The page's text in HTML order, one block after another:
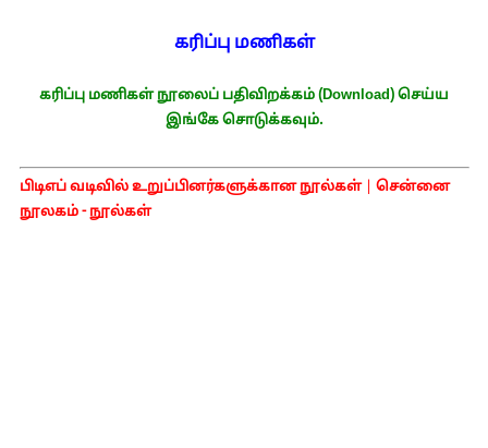
கரிப்பு மணிகள்
கரிப்பு மணிகள் நூலைப் பதிவிறக்கம் (Download) செய்ய
இங்கே சொடுக்கவும்.
பிடிஎப் வடிவில் உறுப்பினர்களுக்கான நூல்கள்| சென்னை
நூலகம் - நூல்கள்